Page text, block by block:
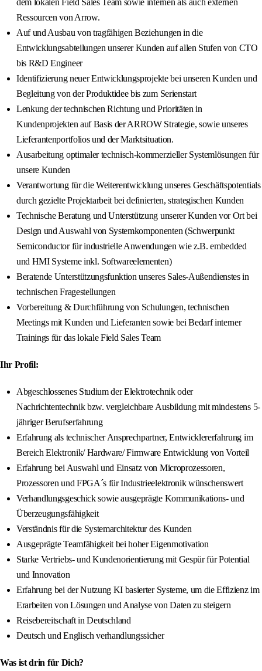
dem lokalen Field Sales Team sowie internen als auch externen
Ressourcen von Arrow.
Auf und Ausbau von tragfähigen Beziehungen in die
Entwicklungsabteilungen unserer Kunden auf allen Stufen von CTO
bis R&D Engineer
Identifizierung neuer Entwicklungsprojekte bei unseren Kunden und
Begleitung von der Produktidee bis zum Serienstart
Lenkung der technischen Richtung und Prioritäten in
Kundenprojekten auf Basis der ARROW Strategie, sowie unseres
Lieferantenportfolios und der Marktsituation.
Ausarbeitung optimaler technisch-kommerzieller Systemlösungen für
unsere Kunden
Verantwortung für die Weiterentwicklung unseres Geschäftspotentials
durch gezielte Projektarbeit bei definierten, strategischen Kunden
Technische Beratung und Unterstützung unserer Kunden vor Ort bei
Design und Auswahl von Systemkomponenten (Schwerpunkt
Semiconductor für industrielle Anwendungen wie z.B. embedded
und HMI Systeme inkl. Softwareelementen)
Beratende Unterstützungsfunktion unseres Sales-Außendienstes in
technischen Fragestellungen
Vorbereitung & Durchführung von Schulungen, technischen
Meetings mit Kunden und Lieferanten sowie bei Bedarf interner
Trainings für das lokale Field Sales Team
Ihr Profil:
Abgeschlossenes Studium der Elektrotechnik oder
Nachrichtentechnik bzw. vergleichbare Ausbildung mit mindestens 5-
jähriger Berufserfahrung
Erfahrung als technischer Ansprechpartner, Entwicklererfahrung im
Bereich Elektronik/ Hardware/ Firmware Entwicklung von Vorteil
Erfahrung bei Auswahl und Einsatz von Microprozessoren,
Prozessoren und FPGA´s für Industrieelektronik wünschenswert
Verhandlungsgeschick sowie ausgeprägte Kommunikations- und
Überzeugungsfähigkeit
Verständnis für die Systemarchitektur des Kunden
Ausgeprägte Teamfähigkeit bei hoher Eigenmotivation
Starke Vertriebs- und Kundenorientierung mit Gespür für Potential
und Innovation
Erfahrung bei der Nutzung KI basierter Systeme, um die Effizienz im
Erarbeiten von Lösungen und Analyse von Daten zu steigern
Reisebereitschaft in Deutschland
Deutsch und Englisch verhandlungssicher
Was ist drin für Dich?